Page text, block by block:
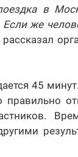
в
же
рассказал
45
правильно